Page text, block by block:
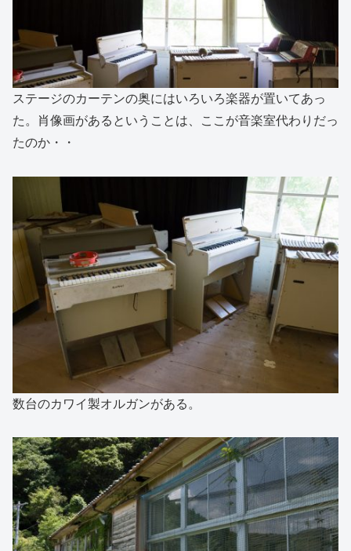
ステージのカーテンの奥にはいろいろ楽器が置いてあっ
た。肖像画があるということは、ここが音楽室代わりだっ
たのか・・
数台のカワイ製オルガンがある。